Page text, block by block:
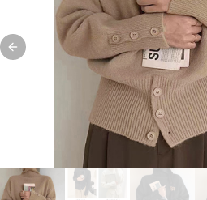
Previous slide